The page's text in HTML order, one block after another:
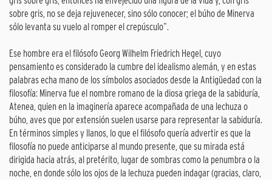
sobre gris, no se deja rejuvenecer, sino sólo conocer; el búho de Minerva
sólo levanta su vuelo al romper el crepúsculo”.
Ese hombre era el filósofo Georg Wilhelm Friedrich Hegel, cuyo
pensamiento es considerado la cumbre del idealismo alemán, y en estas
palabras echa mano de los símbolos asociados desde la Antigüedad con la
filosofía: Minerva fue el nombre romano de la diosa griega de la sabiduría,
Atenea, quien en la imaginería aparece acompañada de una lechuza o
búho, aves que por extensión suelen usarse para representar la sabiduría.
En términos simples y llanos, lo que el filósofo quería advertir es que la
filosofía no puede anticiparse al mundo presente, que su mirada está
dirigida hacia atrás, al pretérito, lugar de sombras como la penumbra o la
noche, en donde sólo los ojos de la lechuza pueden indagar (gracias, claro,